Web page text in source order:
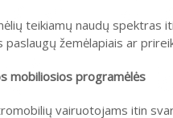
teikiamų naudų spektras
žemėlapiais ar
mobiliosios programėlės
vairuotojams itin